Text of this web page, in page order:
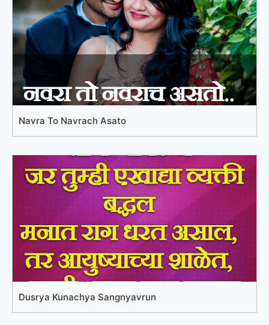
Navra To Navrach Asato
Dusrya Kunachya Sangnyavrun